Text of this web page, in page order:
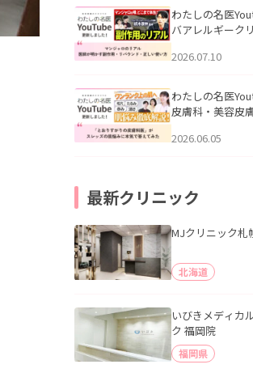
説」を公開いた
わたしの名医
バアレルギーク
医師が明かす副
公開いたしまし
2026.07.10
わたしの名医
皮膚科・美容皮
ッズの肌悩みに
2026.06.05
最新クリニック
MJクリニック札
北海道
いびきメディカ
ク 福岡院
福岡県